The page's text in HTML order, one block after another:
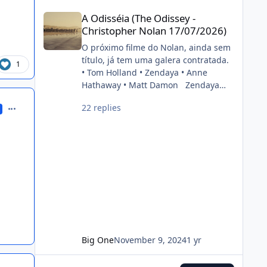
1
comment_207394
2022. FONTE: OMELETE
A Odisséia (The Odissey -
Christopher Nolan 17/07/2026)
O próximo filme do Nolan, ainda sem
título, já tem uma galera contratada.
• Tom Holland • Zendaya • Anne
Hathaway • Matt Damon Zendaya
in Christopher Nolan’s next film. Also
22 replies
Big OneNovember 9, 20241 yr